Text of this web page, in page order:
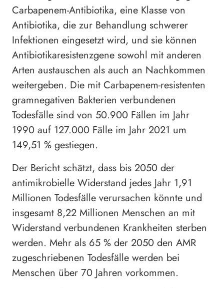
Carbapenem-Antibiotika, eine Klasse von
Antibiotika, die zur Behandlung schwerer
Infektionen eingesetzt wird, und sie können
Antibiotikaresistenzgene sowohl mit anderen
Arten austauschen als auch an Nachkommen
weitergeben. Die mit Carbapenem-resistenten
gramnegativen Bakterien verbundenen
Todesfälle sind von 50.900 Fällen im Jahr
1990 auf 127.000 Fälle im Jahr 2021 um
149,51 % gestiegen.
Der Bericht schätzt, dass bis 2050 der
antimikrobielle Widerstand jedes Jahr 1,91
Millionen Todesfälle verursachen könnte und
insgesamt 8,22 Millionen Menschen an mit
Widerstand verbundenen Krankheiten sterben
werden. Mehr als 65 % der 2050 den AMR
zugeschriebenen Todesfälle werden bei
Menschen über 70 Jahren vorkommen.